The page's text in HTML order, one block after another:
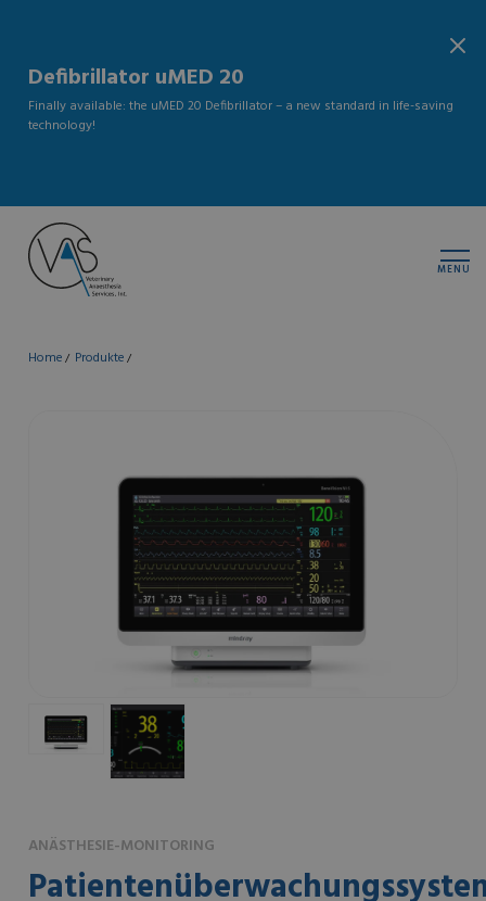
Defibrillator uMED 20
Finally available: the uMED 20 Defibrillator – a new standard in life-saving
technology!
MENU
Home Produkte
ANÄSTHESIE-MONITORING